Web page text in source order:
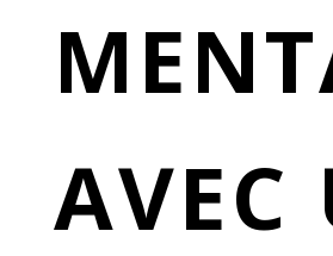
AVEC